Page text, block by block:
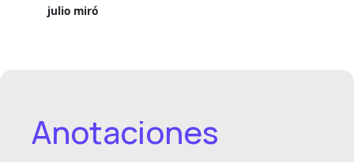
julio miró
Anotaciones